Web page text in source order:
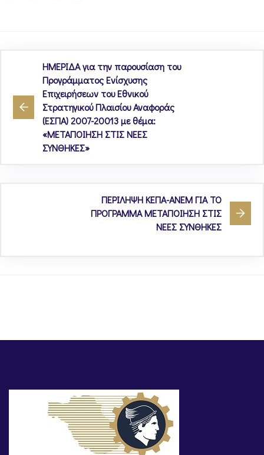
ΗΜΕΡΙΔΑ για την παρουσίαση του
Προγράμματος Ενίσχυσης
Επιχειρήσεων του Εθνικού
Στρατηγικού Πλαισίου Αναφοράς
(ΕΣΠΑ) 2007-20013 με θέμα:
«ΜΕΤΑΠΟΙΗΣΗ ΣΤΙΣ ΝΕΕΣ
ΣΥΝΘΗΚΕΣ»
ΠΕΡΙΛΗΨΗ ΚΕΠΑ-ΑΝΕΜ ΓΙΑ ΤΟ
ΠΡΟΓΡΑΜΜΑ ΜΕΤΑΠΟΙΗΣΗ ΣΤΙΣ
ΝΕΕΣ ΣΥΝΘΗΚΕΣ